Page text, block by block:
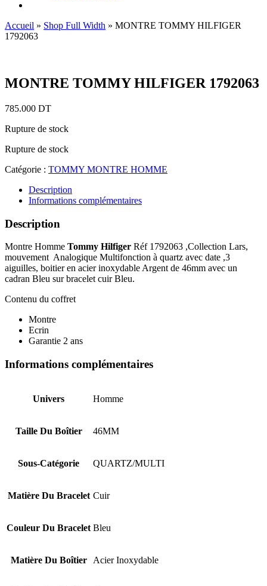
Accueil » Shop Full Width » MONTRE TOMMY HILFIGER
1792063
MONTRE TOMMY HILFIGER 1792063
785.000 DT
Rupture de stock
Rupture de stock
Catégorie : TOMMY MONTRE HOMME
Description
Informations complémentaires
Description
Montre Homme Tommy Hilfiger Réf 1792063 ,Collection Lars,
mouvement Analogique Multifonction à quartz avec date ,3
aiguilles, boitier en acier inoxydable Argent de 46mm avec un
cadran Bleu sur bracelet cuir Bleu.
Contenu du coffret
Montre
Ecrin
Garantie 2 ans
Informations complémentaires
Univers Homme
Taille Du Boîtier 46MM
Sous-Catégorie QUARTZ/MULTI
Matière Du Bracelet Cuir
Couleur Du Bracelet Bleu
Matière Du Boîtier Acier Inoxydable